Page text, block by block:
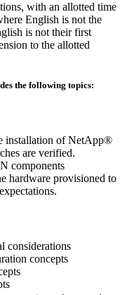
with an allotted time
English is not the
is not their first
to the allotted
the following topics:
installation of NetApp®
are verified.
components
hardware provisioned to
considerations
concepts